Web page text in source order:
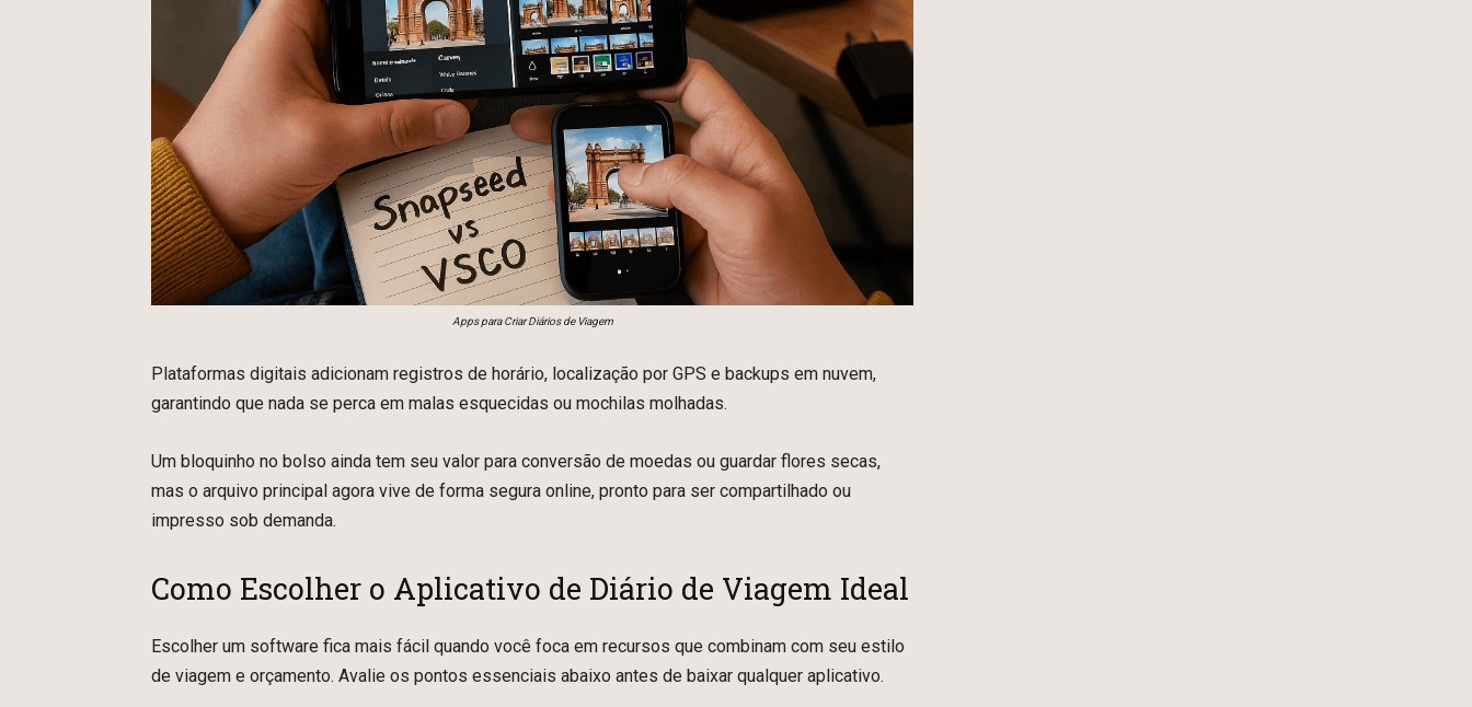
Apps para Criar Diários de Viagem
Plataformas digitais adicionam registros de horário, localização por GPS e backups em nuvem,
garantindo que nada se perca em malas esquecidas ou mochilas molhadas.
Um bloquinho no bolso ainda tem seu valor para conversão de moedas ou guardar flores secas,
mas o arquivo principal agora vive de forma segura online, pronto para ser compartilhado ou
impresso sob demanda.
Como Escolher o Aplicativo de Diário de Viagem Ideal
Escolher um software fica mais fácil quando você foca em recursos que combinam com seu estilo
de viagem e orçamento. Avalie os pontos essenciais abaixo antes de baixar qualquer aplicativo.